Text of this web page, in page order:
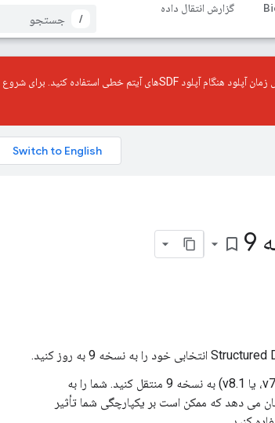
گزارش انتقال داده
/
برای ساده‌سازی مدیریت SDF، گنجاندن منابع بیشتر و کاهش زمان آپلود هنگام آپلود SDFهای آیتم خطی استفاده کنید. برای شروع
bookmark_border
ادغام خود را از نسخه های منسوخ شده فایل های داده ساختاریافته (v7، v7.1، v8، یا v8.1) به نسخه 9 منتقل کنید. شما را به
می کند که جزئیات تغییرات بین نسخه فعلی و نسخه 9 را نشان می دهد که ممکن است بر یکپارچگی شما تأثیر